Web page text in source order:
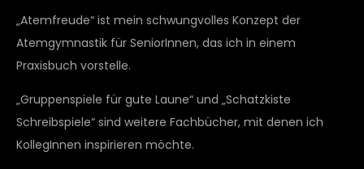
„Atemfreude“ ist mein schwungvolles Konzept der
Atemgymnastik für SeniorInnen, das ich in einem
Praxisbuch vorstelle.
„Gruppenspiele für gute Laune“ und „Schatzkiste
Schreibspiele“ sind weitere Fachbücher, mit denen ich
KollegInnen inspirieren möchte.